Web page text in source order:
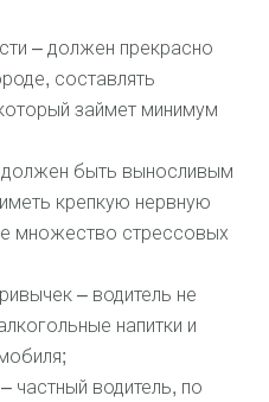
– должен прекрасно
составлять
займет минимум
быть выносливым
крепкую нервную
множество стрессовых
– водитель не
напитки и
частный водитель, по